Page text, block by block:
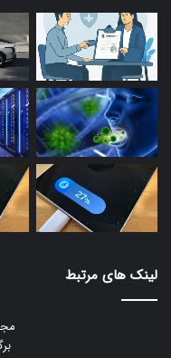
لینک های مرتبط